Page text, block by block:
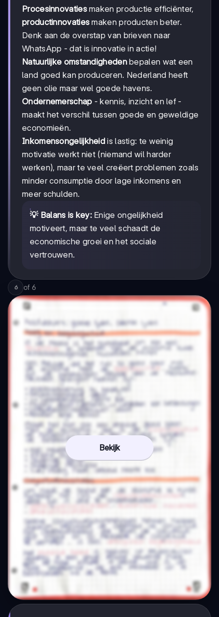
Procesinnovatiesmaken productie efficiënter,
productinnovaties maken producten beter.
Denk aan de overstap van brieven naar
WhatsApp - dat is innovatie in actie!
Natuurlijke omstandighedenbepalen wat een
land goed kan produceren. Nederland heeft
geen olie maar wel goede havens.
Ondernemerschap - kennis, inzicht en lef -
maakt het verschil tussen goede en geweldige
economieën.
Inkomensongelijkheid is lastig: te weinig
motivatie werkt niet (niemand wil harder
werken), maar te veel creëert problemen zoals
minder consumptie door lage inkomens en
meer schulden.
💡 Balans is key:Enige ongelijkheid
motiveert, maar te veel schaadt de
economische groei en het sociale
vertrouwen.
6 of 6
Bekijk